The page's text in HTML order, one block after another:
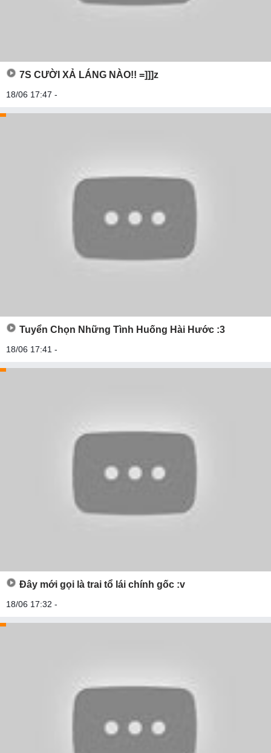
7S CƯỜI XẢ LÁNG NÀO!! =]]]z
18/06 17:47 -
Tuyển Chọn Những Tình Huống Hài Hước :3
18/06 17:41 -
Đây mới gọi là trai tổ lái chính gốc :v
18/06 17:32 -